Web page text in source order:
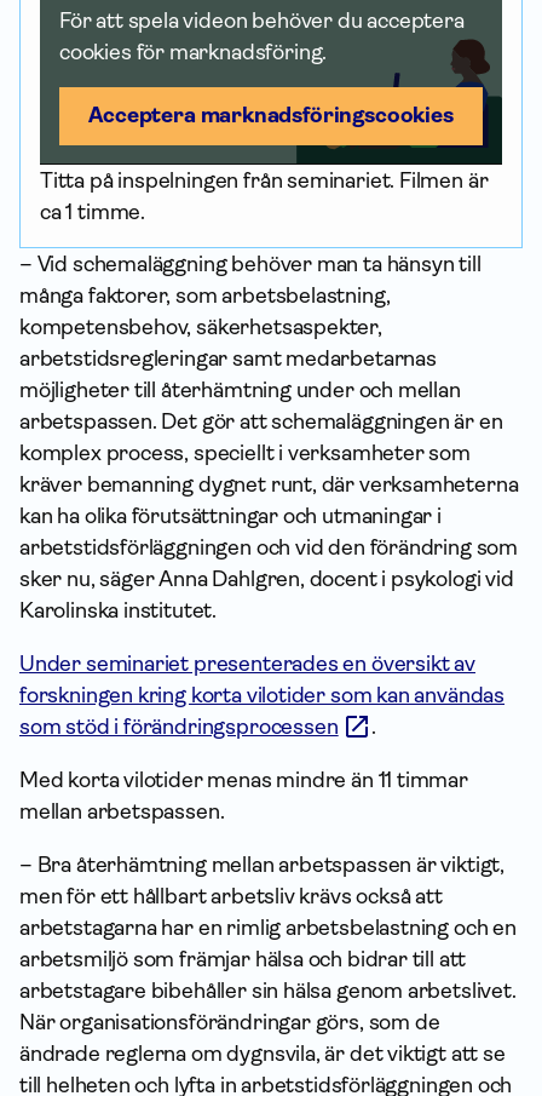
För att spela videon behöver du acceptera
cookies för marknadsföring.
Acceptera marknadsförings­cookies
Titta på in­spel­ningen från seminariet. Filmen är
ca 1 timme.
– Vid schemaläggning behöver man ta hänsyn till
många faktorer, som arbetsbelastning,
kompetensbehov, säkerhetsaspekter,
arbetstidsregleringar samt medarbetarnas
möjligheter till återhämtning under och mellan
arbetspassen. Det gör att schemaläggningen är en
komplex process, speciellt i verksamheter som
kräver bemanning dygnet runt, där verksamheterna
kan ha olika förutsättningar och utmaningar i
arbetstidsförläggningen och vid den förändring som
sker nu, säger Anna Dahlgren, docent i psykologi vid
Karolinska institutet.
Under seminariet presenterades en översikt av
forskningen kring korta vilotider som kan användas
som stöd i förändringsprocessen
.
Med korta vilotider menas mindre än 11 timmar
mellan arbetspassen.
– Bra återhämtning mellan arbetspassen är viktigt,
men för ett hållbart arbetsliv krävs också att
arbetstagarna har en rimlig arbetsbelastning och en
arbetsmiljö som främjar hälsa och bidrar till att
arbetstagare bibehåller sin hälsa genom arbetslivet.
När organisationsförändringar görs, som de
ändrade reglerna om dygnsvila, är det viktigt att se
till helheten och lyfta in arbetstidsförläggningen och